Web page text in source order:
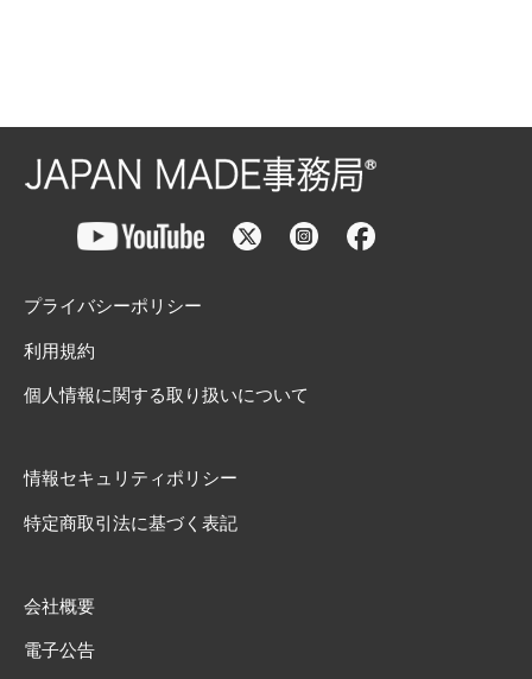
プライバシーポリシー
利用規約
個人情報に関する取り扱いについて
情報セキュリティポリシー
特定商取引法に基づく表記
会社概要
電子公告